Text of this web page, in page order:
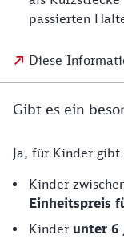
passierten
Diese
Gibt es ein
Ja, für Kinder gibt
Kinder
Einheitspreis
Kinder unter 6